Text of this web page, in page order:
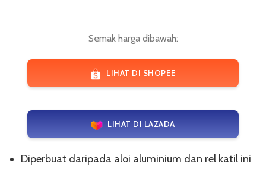
Semak harga dibawah:
LIHAT DI SHOPEE
LIHAT DI LAZADA
Diperbuat daripada aloi aluminium dan rel katil ini